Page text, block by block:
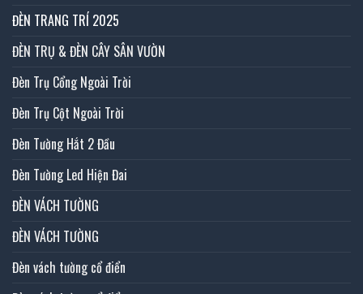
ĐÈN TRANG TRÍ 2025
ĐÈN TRỤ & ĐÈN CÂY SÂN VƯỜN
Đèn Trụ Cổng Ngoài Trời
Đèn Trụ Cột Ngoài Trời
Đèn Tường Hắt 2 Đầu
Đèn Tường Led Hiện Đai
ĐÈN VÁCH TƯỜNG
ĐÈN VÁCH TƯỜNG
Đèn vách tường cổ điển